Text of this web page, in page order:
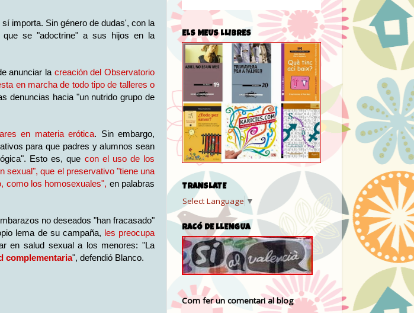
importa. Sin género de dudas', con la
que se "adoctrine" a sus hijos en la
anunciar la creación del Observatorio
en marcha de todo tipo de talleres o
denuncias hacia "un nutrido grupo de
en materia erótica. Sin embargo,
para que padres y alumnos sean
Esto es, que con el uso de los
sexual", que el preservativo "tiene una
como los homosexuales", en palabras
no deseados "han fracasado"
lema de su campaña, les preocupa
en salud sexual a los menores: "La
complementaria", defendió Blanco.
ELS MEUS LLIBRES
TRANSLATE
Select Language ▼
RACÓ DE LLENGUA
Com fer un comentari al blog